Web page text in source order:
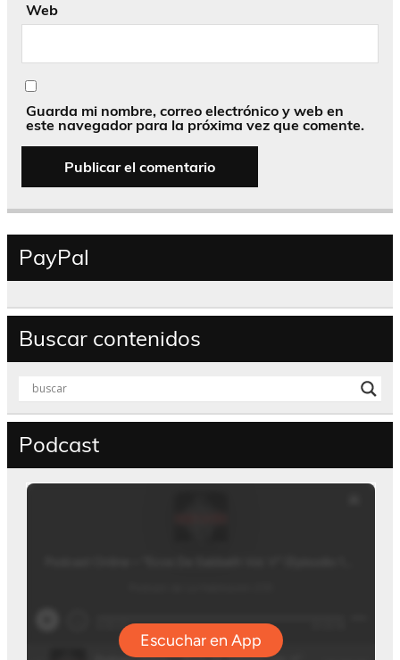
Web
Guarda mi nombre, correo electrónico y web en
este navegador para la próxima vez que comente.
PayPal
Buscar contenidos
Podcast